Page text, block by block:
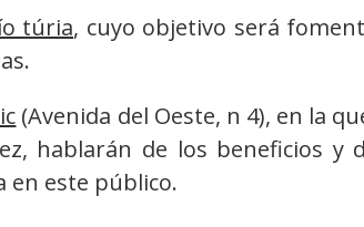
túria, cuyo objetivo será
(Avenida del Oeste, n 4), en la
hablarán de los beneficios y
en este público.